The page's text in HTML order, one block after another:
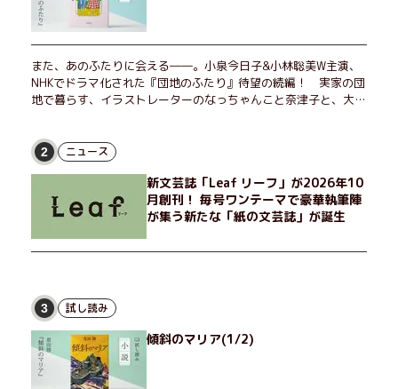
また、あのふたりに会える――。小泉今日子&小林聡美W主演、
NHKでドラマ化された『団地のふたり』待望の続編！ 実家の団
地で暮らす、イラストレーターのなっちゃんこと奈津子と、大学
げたり、部屋でふたりだけの「台湾映画祭」を催したり。50代
独身、幼なじみの変わらぬ友情とささやかな幸せの日々を描く。
2 ニュース
新文芸誌「Leaf リーフ」が2026年10
月創刊！ 毎号ワンテーマで豪華執筆陣
が集う新たな「紙の文芸誌」が誕生
3 試し読み
傾斜のマリア(1/2)